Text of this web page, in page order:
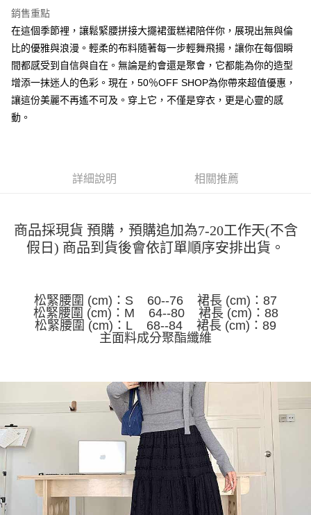
全盈+PAY
【大哥付你分期使用說明】
1.本服務由台灣大哥大提供，台灣大哥大用戶可立即使用無須另外申請。
2.付款方式選擇「大哥付你分期」，訂單成立後會自動跳轉到大哥付的交易
流程，驗證手機門號後，選擇欲分期的期數、繳款截止日，確認付款後即完
成交易。
法說明評估內容。
【繳款方式說明】
2.透過簡訊連結打開帳單後，可選擇「超商條碼／台灣大直營門市／銀行轉
帳／街口支付／iPASS MONEY」等通路繳費。
買賣價金債權讓與本公司後，依約使用本公司帳單繳交帳款。
2.基於同意付款使用「大哥付你分期」之契約關係目的，商店將以您的個人
資料（包含姓名、電話或地址）提供予台灣大哥大進項蒐集、處理及利用，
由本公司與您本人進行分期帳單所需資料之確認、核對及更正。
AFTEE先享後付
相關說明
【關於「AFTEE先享後付」】
３．安心：先確認商品／服務後，再付款。
結帳頁面，進行簡訊認證並確認金額後，即可完成結帳。
２．訂單成立數日內，您將收到繳費通知簡訊。
３．收到繳費通知簡訊後14天內，點擊此簡訊中的連結，可透過四大超商／
後付繳納相關費用。
※ 交易是否成功請以「AFTEE先享後付 」之結帳頁面顯示為準，若有關於
是否繳費成功／繳費後需取消欲退款等相關疑問，請聯繫「AFTEE先享後付
https://netprotections.freshdesk.com/support/home
易，需依本服務之必要範圍內提供個人資料，並將交易相關給付款項請求債
權轉讓予恩沛科技股份有限公司。
２．關於個人資料處理事宜，請瀏覽以下網址：
https://aftee.tw/terms/#terms3
３．未成年的使用者請事先徵得法定代理人或監護人之同意方可使用
「AFTEE先享後付」，若未經同意申辦者引起之損失，本公司不負相關責
４．使用「AFTEE先享後付」時，將依據個別帳號之用戶狀況，依本公司即
時審查核予不同之上限額度；若仍有額度不足之情形，本公司將視審查結果
請求用戶進行身份認證。
付款 後全家取貨
每筆NT$45
付款 後7-11取貨
每筆NT$45，滿NT$499(含以上)免運費
每筆NT$70，滿NT$499(含以上)免運費
銷售重點
在這個季節裡，讓鬆緊腰拼接大擺裙蛋糕裙陪伴你，展現出無與倫
比的優雅與浪漫。輕柔的布料隨著每一步輕舞飛揚，讓你在每個瞬
間都感受到自信與自在。無論是約會還是聚會，它都能為你的造型
增添一抹迷人的色彩。現在，50％OFF SHOP為你帶來超值優惠，
讓這份美麗不再遙不可及。穿上它，不僅是穿衣，更是心靈的感
動。
詳細說明 相關推薦
商品採現貨 預購，預購追加為7-20工作天(不含
假日) 商品到貨後會依訂單順序安排出貨。
松緊腰圍 (cm)：S 60--76 裙長 (cm)：87
松緊腰圍 (cm)：M 64--80 裙長 (cm)：88
松緊腰圍 (cm)：L 68--84 裙長 (cm)：89
主面料成分聚酯纖維